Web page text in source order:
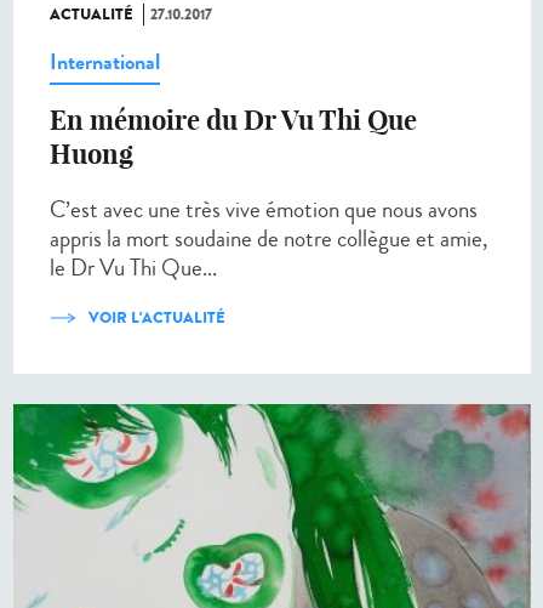
ACTUALITÉ 27.10.2017
International
En mémoire du Dr Vu Thi Que
Huong
C’est avec une très vive émotion que nous avons
appris la mort soudaine de notre collègue et amie,
le Dr Vu Thi Que...
VOIR L'ACTUALITÉ